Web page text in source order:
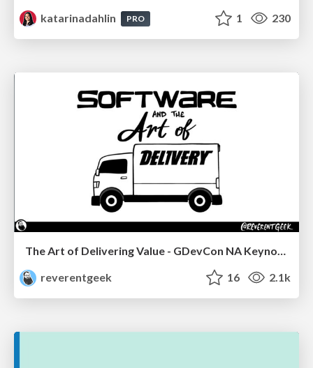
katarinadahlin
PRO 1 230
The Art of Delivering Value - GDevCon NA Keynote
reverentgeek
16 2.1k